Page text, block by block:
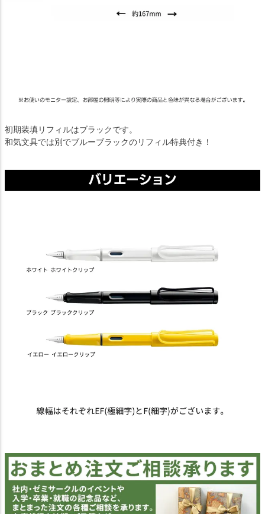
初期装填リフィルはブラックです。
和気文具では別でブルーブラックのリフィル特典付き！